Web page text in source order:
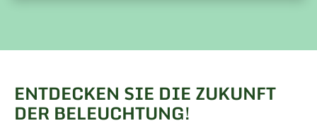
ENTDECKEN SIE DIE ZUKUNFT
DER BELEUCHTUNG!